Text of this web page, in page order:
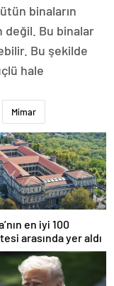
binaların
değil. Bu binalar
Bu şekilde
hale
Mimar
en iyi 100
arasında yer aldı